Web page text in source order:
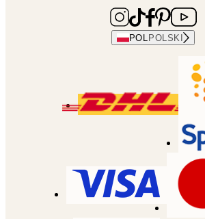
POL POLSKI